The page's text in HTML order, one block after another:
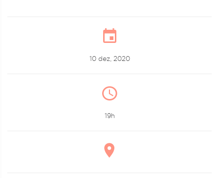
10 dez, 2020
19h